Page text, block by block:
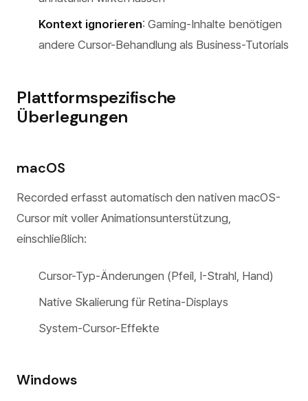
Kontext ignorieren: Gaming-Inhalte benötigen
andere Cursor-Behandlung als Business-Tutorials
Plattformspezifische
Überlegungen
macOS
Recorded erfasst automatisch den nativen macOS-
Cursor mit voller Animationsunterstützung,
einschließlich:
Cursor-Typ-Änderungen (Pfeil, I-Strahl, Hand)
Native Skalierung für Retina-Displays
System-Cursor-Effekte
Windows